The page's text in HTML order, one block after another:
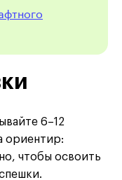
6–12
ориентир:
чтобы освоить